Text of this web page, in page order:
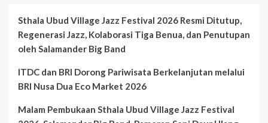
Sthala Ubud Village Jazz Festival 2026 Resmi Ditutup,
Regenerasi Jazz, Kolaborasi Tiga Benua, dan Penutupan
oleh Salamander Big Band
ITDC dan BRI Dorong Pariwisata Berkelanjutan melalui
BRI Nusa Dua Eco Market 2026
Malam Pembukaan Sthala Ubud Village Jazz Festival